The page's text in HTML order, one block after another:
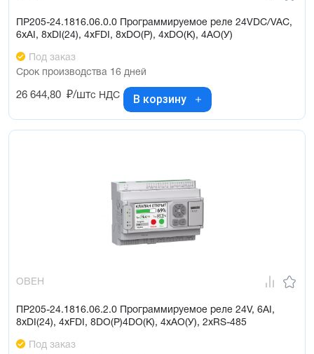
ПР205-24.1816.06.0.0 Программируемое реле 24VDC/VAC,
6xAI, 8xDI(24), 4xFDI, 8xDO(Р), 4xDO(K), 4AO(У)
Под заказ
Срок производства 16 дней
26 644,80 ₽/штс НДС В корзину
ОВЕН
ПР205-24.1816.06.2.0 Программируемое реле 24V, 6AI,
8xDI(24), 4xFDI, 8DO(Р)4DO(K), 4xAO(У), 2xRS-485
Под заказ